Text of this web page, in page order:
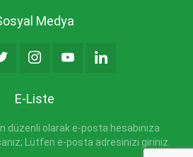
Medya
E-Liste
düzenli olarak e-posta hesabınıza
Lütfen e-posta adresinizi giriniz.